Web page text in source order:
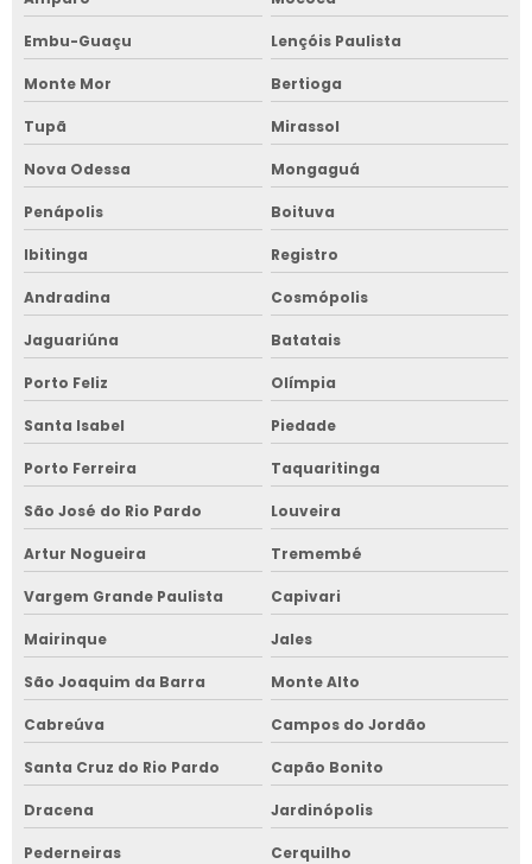
Embu-Guaçu Lençóis Paulista
Monte Mor Bertioga
Tupã Mirassol
Nova Odessa Mongaguá
Penápolis Boituva
Ibitinga Registro
Andradina Cosmópolis
Jaguariúna Batatais
Porto Feliz Olímpia
Santa Isabel Piedade
Porto Ferreira Taquaritinga
São José do Rio Pardo Louveira
Artur Nogueira Tremembé
Vargem Grande Paulista Capivari
Mairinque Jales
São Joaquim da Barra Monte Alto
Cabreúva Campos do Jordão
Santa Cruz do Rio Pardo Capão Bonito
Dracena Jardinópolis
Pederneiras Cerquilho